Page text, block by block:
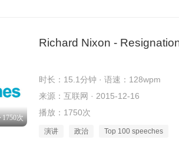
1750次
Richard Nixon -
时长：15.1分钟 · 语速：128wpm
来源：互联网 · 2015-12-16
播放：1750次
演讲 政治 Top 100 speeches